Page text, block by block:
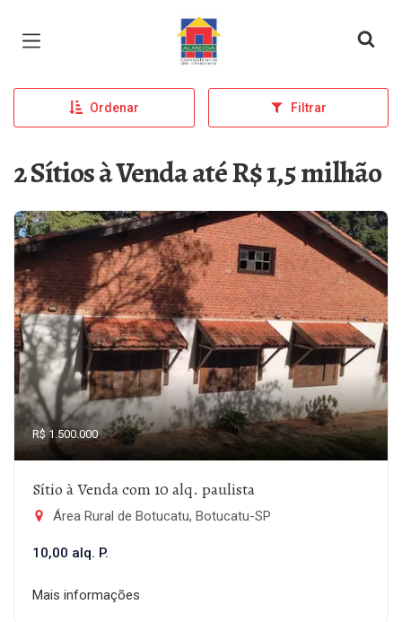
Página inicial
Ordenar Filtrar
2 Sítios à Venda até R$ 1,5 milhão
R$ 1.500.000
Sítio à Venda com 10 alq. paulista
Área Rural de Botucatu, Botucatu-SP
10,00 alq. P.
Mais informações